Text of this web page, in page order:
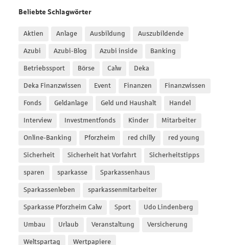
Beliebte Schlagwörter
Aktien Anlage Ausbildung Auszubildende
Azubi Azubi-Blog Azubi inside Banking
Betriebssport Börse Calw Deka
Deka Finanzwissen Event Finanzen Finanzwissen
Fonds Geldanlage Geld und Haushalt Handel
Interview Investmentfonds Kinder Mitarbeiter
Online-Banking Pforzheim red chilly red young
Sicherheit Sicherheit hat Vorfahrt Sicherheitstipps
sparen sparkasse Sparkassenhaus
Sparkassenleben sparkassenmitarbeiter
Sparkasse Pforzheim Calw Sport Udo Lindenberg
Umbau Urlaub Veranstaltung Versicherung
Weltspartag Wertpapiere